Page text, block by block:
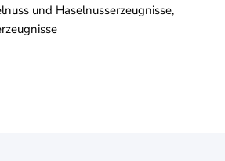
und Haselnusserzeugnisse,